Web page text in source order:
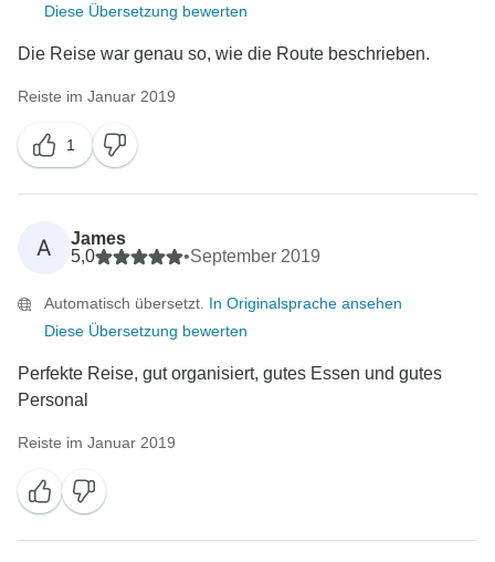
Diese Übersetzung bewerten
Die Reise war genau so, wie die Route beschrieben.
Reiste im Januar 2019
1
A
James
5,0
•September 2019
Automatisch übersetzt. In Originalsprache ansehen
Diese Übersetzung bewerten
Perfekte Reise, gut organisiert, gutes Essen und gutes
Personal
Reiste im Januar 2019